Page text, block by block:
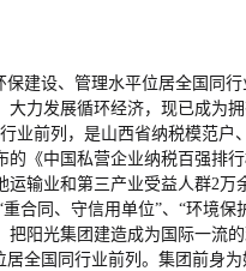
建设、管理水平位居全国同
力发展循环经济，现已成为
业前列，是山西省纳税模范户
《中国私营企业纳税百强排
输业和第三产业受益人群2
合同、守信用单位”、“环境保
阳光集团建造成为国际一流
全国同行业前列。集团前身